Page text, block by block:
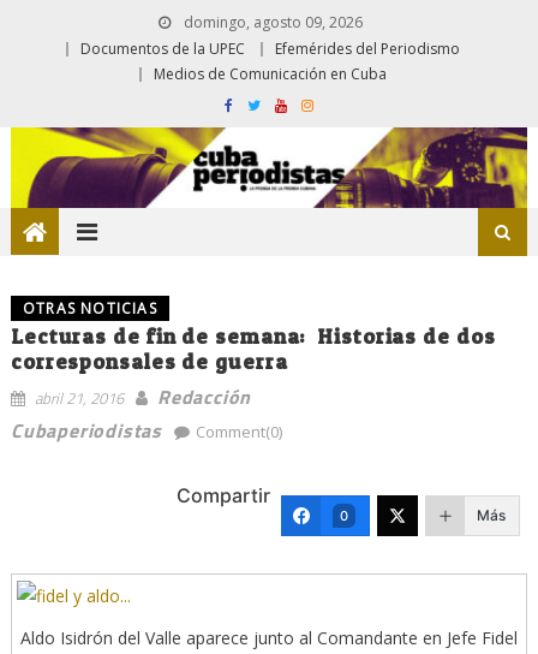
domingo, agosto 09, 2026
Documentos de la UPEC
Efemérides del Periodismo
Medios de Comunicación en Cuba
OTRAS NOTICIAS
Lecturas de fin de semana: Historias de dos
corresponsales de guerra
abril 21, 2016
Redacción
Cubaperiodistas
Comment(0)
Compartir
0 Más
Aldo Isidrón del Valle aparece junto al Comandante en Jefe Fidel